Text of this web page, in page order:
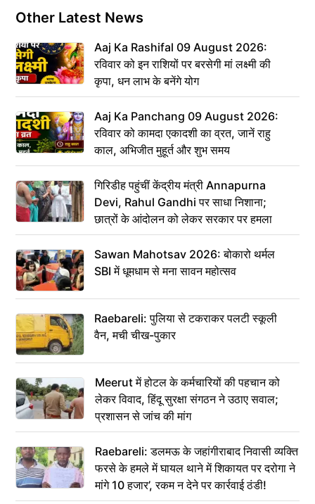
Other Latest News
Aaj Ka Rashifal 09 August 2026:
रविवार को इन राशियों पर बरसेगी मां लक्ष्मी की
कृपा, धन लाभ के बनेंगे योग
Aaj Ka Panchang 09 August 2026:
रविवार को कामदा एकादशी का व्रत, जानें राहु
काल, अभिजीत मुहूर्त और शुभ समय
गिरिडीह पहुंचीं केंद्रीय मंत्री Annapurna
Devi, Rahul Gandhi पर साधा निशाना;
छात्रों के आंदोलन को लेकर सरकार पर हमला
Sawan Mahotsav 2026: बोकारो थर्मल
SBI में धूमधाम से मना सावन महोत्सव
Raebareli: पुलिया से टकराकर पलटी स्कूली
वैन, मची चीख-पुकार
Meerut में होटल के कर्मचारियों की पहचान को
लेकर विवाद, हिंदू सुरक्षा संगठन ने उठाए सवाल;
प्रशासन से जांच की मांग
Raebareli: डलमऊ के जहांगीराबाद निवासी व्यक्ति
फरसे के हमले में घायल थाने में शिकायत पर दरोगा ने
मांगे 10 हजार’, रकम न देने पर कार्रवाई ठंडी!